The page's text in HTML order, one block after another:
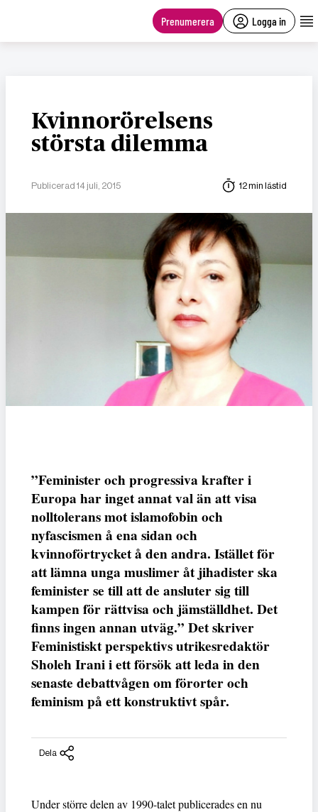
Prenumerera Logga in
Kvinnorörelsens
största dilemma
Publicerad 14 juli, 2015 12 min lästid
”Feminister och progressiva krafter i
Europa har inget annat val än att visa
nolltolerans mot islamofobin och
nyfascismen å ena sidan och
kvinnoförtrycket å den andra. Istället för
att lämna unga muslimer åt jihadister ska
feminister se till att de ansluter sig till
kampen för rättvisa och jämställdhet. Det
finns ingen annan utväg.” Det skriver
Feministiskt perspektivs utrikesredaktör
Sholeh Irani i ett försök att leda in den
senaste debattvågen om förorter och
feminism på ett konstruktivt spår.
Dela
Under större delen av 1990-talet publicerades en nu